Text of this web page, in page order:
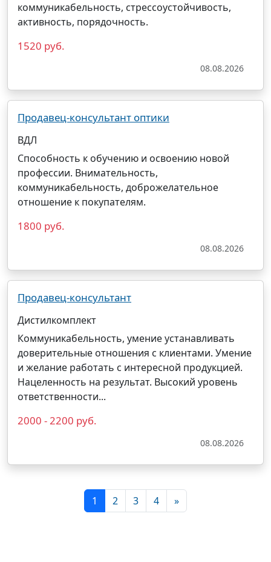
коммуникабельность, стрессоустойчивость,
активность, порядочность.
1520 руб.
08.08.2026
Продавец-консультант оптики
ВДЛ
Способность к обучению и освоению новой
профессии. Внимательность,
коммуникабельность, доброжелательное
отношение к покупателям.
1800 руб.
08.08.2026
Продавец-консультант
Дистилкомплект
Коммуникабельность, умение устанавливать
доверительные отношения с клиентами. Умение
и желание работать с интересной продукцией.
Нацеленность на результат. Высокий уровень
ответственности...
2000 - 2200 руб.
08.08.2026
1 2 3 4 »